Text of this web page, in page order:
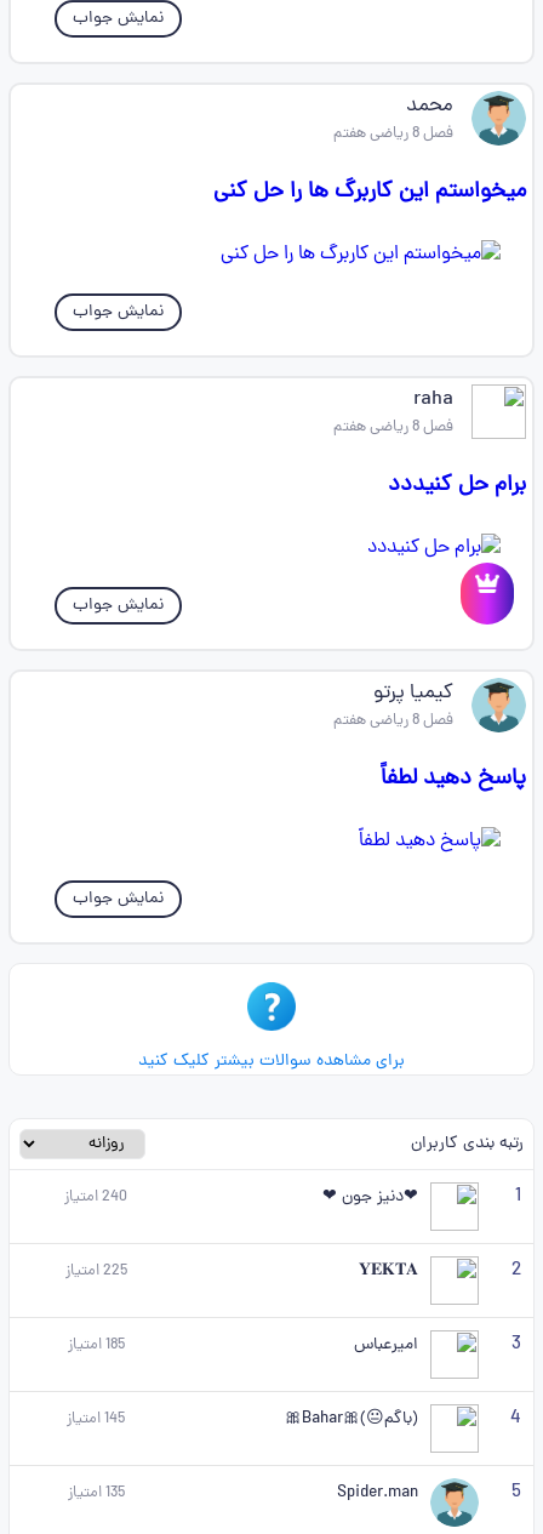
نمایش جواب
محمد
فصل 8 ریاضی هفتم
میخواستم این کاربرگ ها را حل کنی
نمایش جواب
raha
فصل 8 ریاضی هفتم
برام حل کنیددد
نمایش جواب
کیمیا پرتو
فصل 8 ریاضی هفتم
پاسخ دهید لطفاً
نمایش جواب
برای مشاهده سوالات بیشتر کلیک کنید
رتبه بندی کاربران
1 ❤دنیز جون ❤ 240امتیاز
2
𝐘𝐄𝐊𝐓𝐀
225امتیاز
3 امیرعباس 185امتیاز
4 (باگم😐)🎀Bahar🎀 145امتیاز
5
Spider.man
135امتیاز